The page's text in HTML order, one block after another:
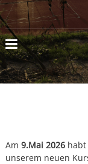
TSV
E.V.
Am 9.Mai 2026habt
unserem neuen